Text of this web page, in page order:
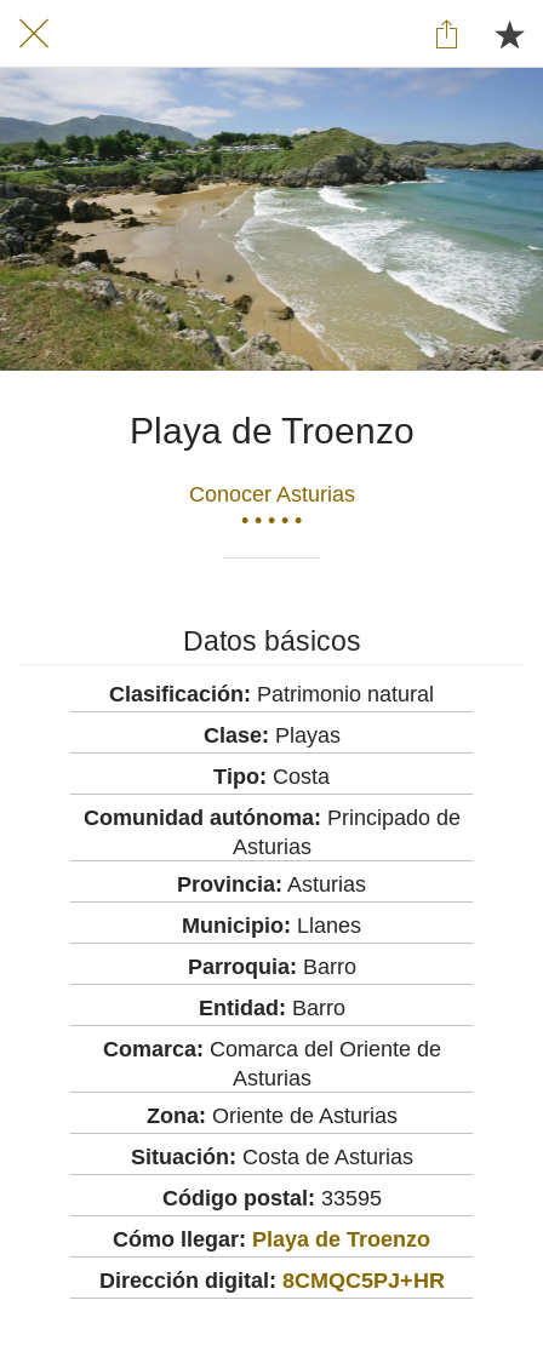
Playa de Troenzo
Conocer Asturias
• • • • •
Datos básicos
Clasificación: Patrimonio natural
Clase: Playas
Tipo: Costa
Comunidad autónoma: Principado de
Asturias
Provincia: Asturias
Municipio: Llanes
Parroquia: Barro
Entidad: Barro
Comarca: Comarca del Oriente de
Asturias
Zona: Oriente de Asturias
Situación: Costa de Asturias
Código postal: 33595
Cómo llegar: Playa de Troenzo
Dirección digital: 8CMQC5PJ+HR